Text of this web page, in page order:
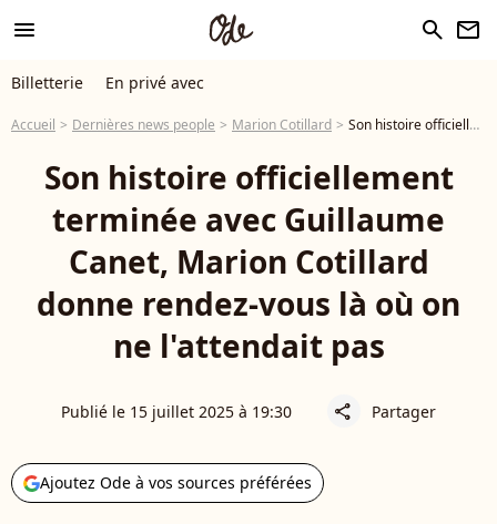
menu search newsletter
Billetterie En privé avec
Accueil Dernières news people Marion Cotillard Son histoire officiellement terminée avec Guillaume Canet, Marion Cotillard donne rendez-vous là où on ne l'attendait pas
Son histoire officiellement
terminée avec Guillaume
Canet, Marion Cotillard
donne rendez-vous là où on
ne l'attendait pas
Publié le 15 juillet 2025 à 19:30 share Partager
Ajoutez Ode à vos sources préférées